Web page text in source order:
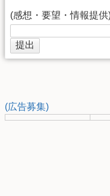
(感想・要望・情報提
(広告募集)